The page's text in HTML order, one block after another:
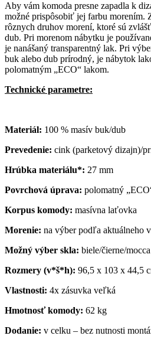
Aby vám komoda presne zapadla k
možné prispôsobiť jej farbu morením.
rôznych druhov morení, ktoré sú
dub. Pri morenom nábytku je
je nanášaný transparentný lak. Pri
buk alebo dub prírodný, je nábytok
polomatným „ECO“ lakom.
Technické parametre:
Materiál: 100 % masív buk/dub
Prevedenie: cink (parketový dizajn)/
Hrúbka materiálu*: 27 mm
Povrchová úprava: polomatný
Korpus komody: masívna laťovka
Morenie: na výber podľa aktuálneho
Možný výber skla: biele/čierne/
Rozmery (v*š*h): 96,5 x 103 x 44,5
Vlastnosti: 4x zásuvka veľká
Hmotnosť komody: 62 kg
Dodanie: v celku – bez nutnosti